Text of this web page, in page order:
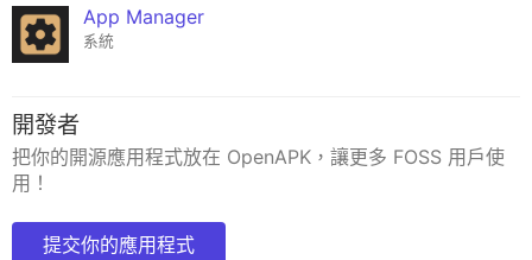
App Manager
系統
開發者
把你的開源應用程式放在 OpenAPK，讓更多 FOSS 用戶使
用！
提交你的應用程式